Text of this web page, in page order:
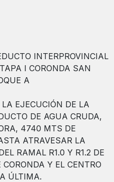
INTERPROVINCIAL
I CORONDA SAN
A
EJECUCIÓN DE LA
DE AGUA CRUDA,
4740 MTS DE
ATRAVESAR LA
RAMAL R1.0 Y R1.2 DE
Y EL CENTRO
ÚLTIMA.